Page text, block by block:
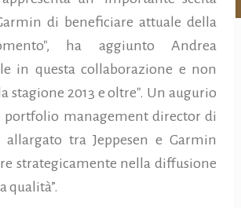
di beneficiare attuale della
ha aggiunto Andrea
in questa collaborazione e non
stagione 2013 e oltre". Un augurio
portfolio management director di
tra Jeppesen e Garmin
strategicamente nella diffusione
qualità”.